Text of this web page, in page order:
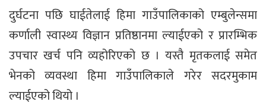
दुर्घटना पछि घाईतेलाई हिमा गाउँपालिकाको एम्बुलेन्समा
कर्णाली स्वास्थ्य विज्ञान प्रतिष्ठानमा ल्याईएको र प्रारम्भिक
उपचार खर्च पनि व्यहोरिएको छ । यस्तै मृतकलाई समेत
भेनको व्यवस्था हिमा गाउँपालिकाले गरेर सदरमुकाम
ल्याईएको थियो ।